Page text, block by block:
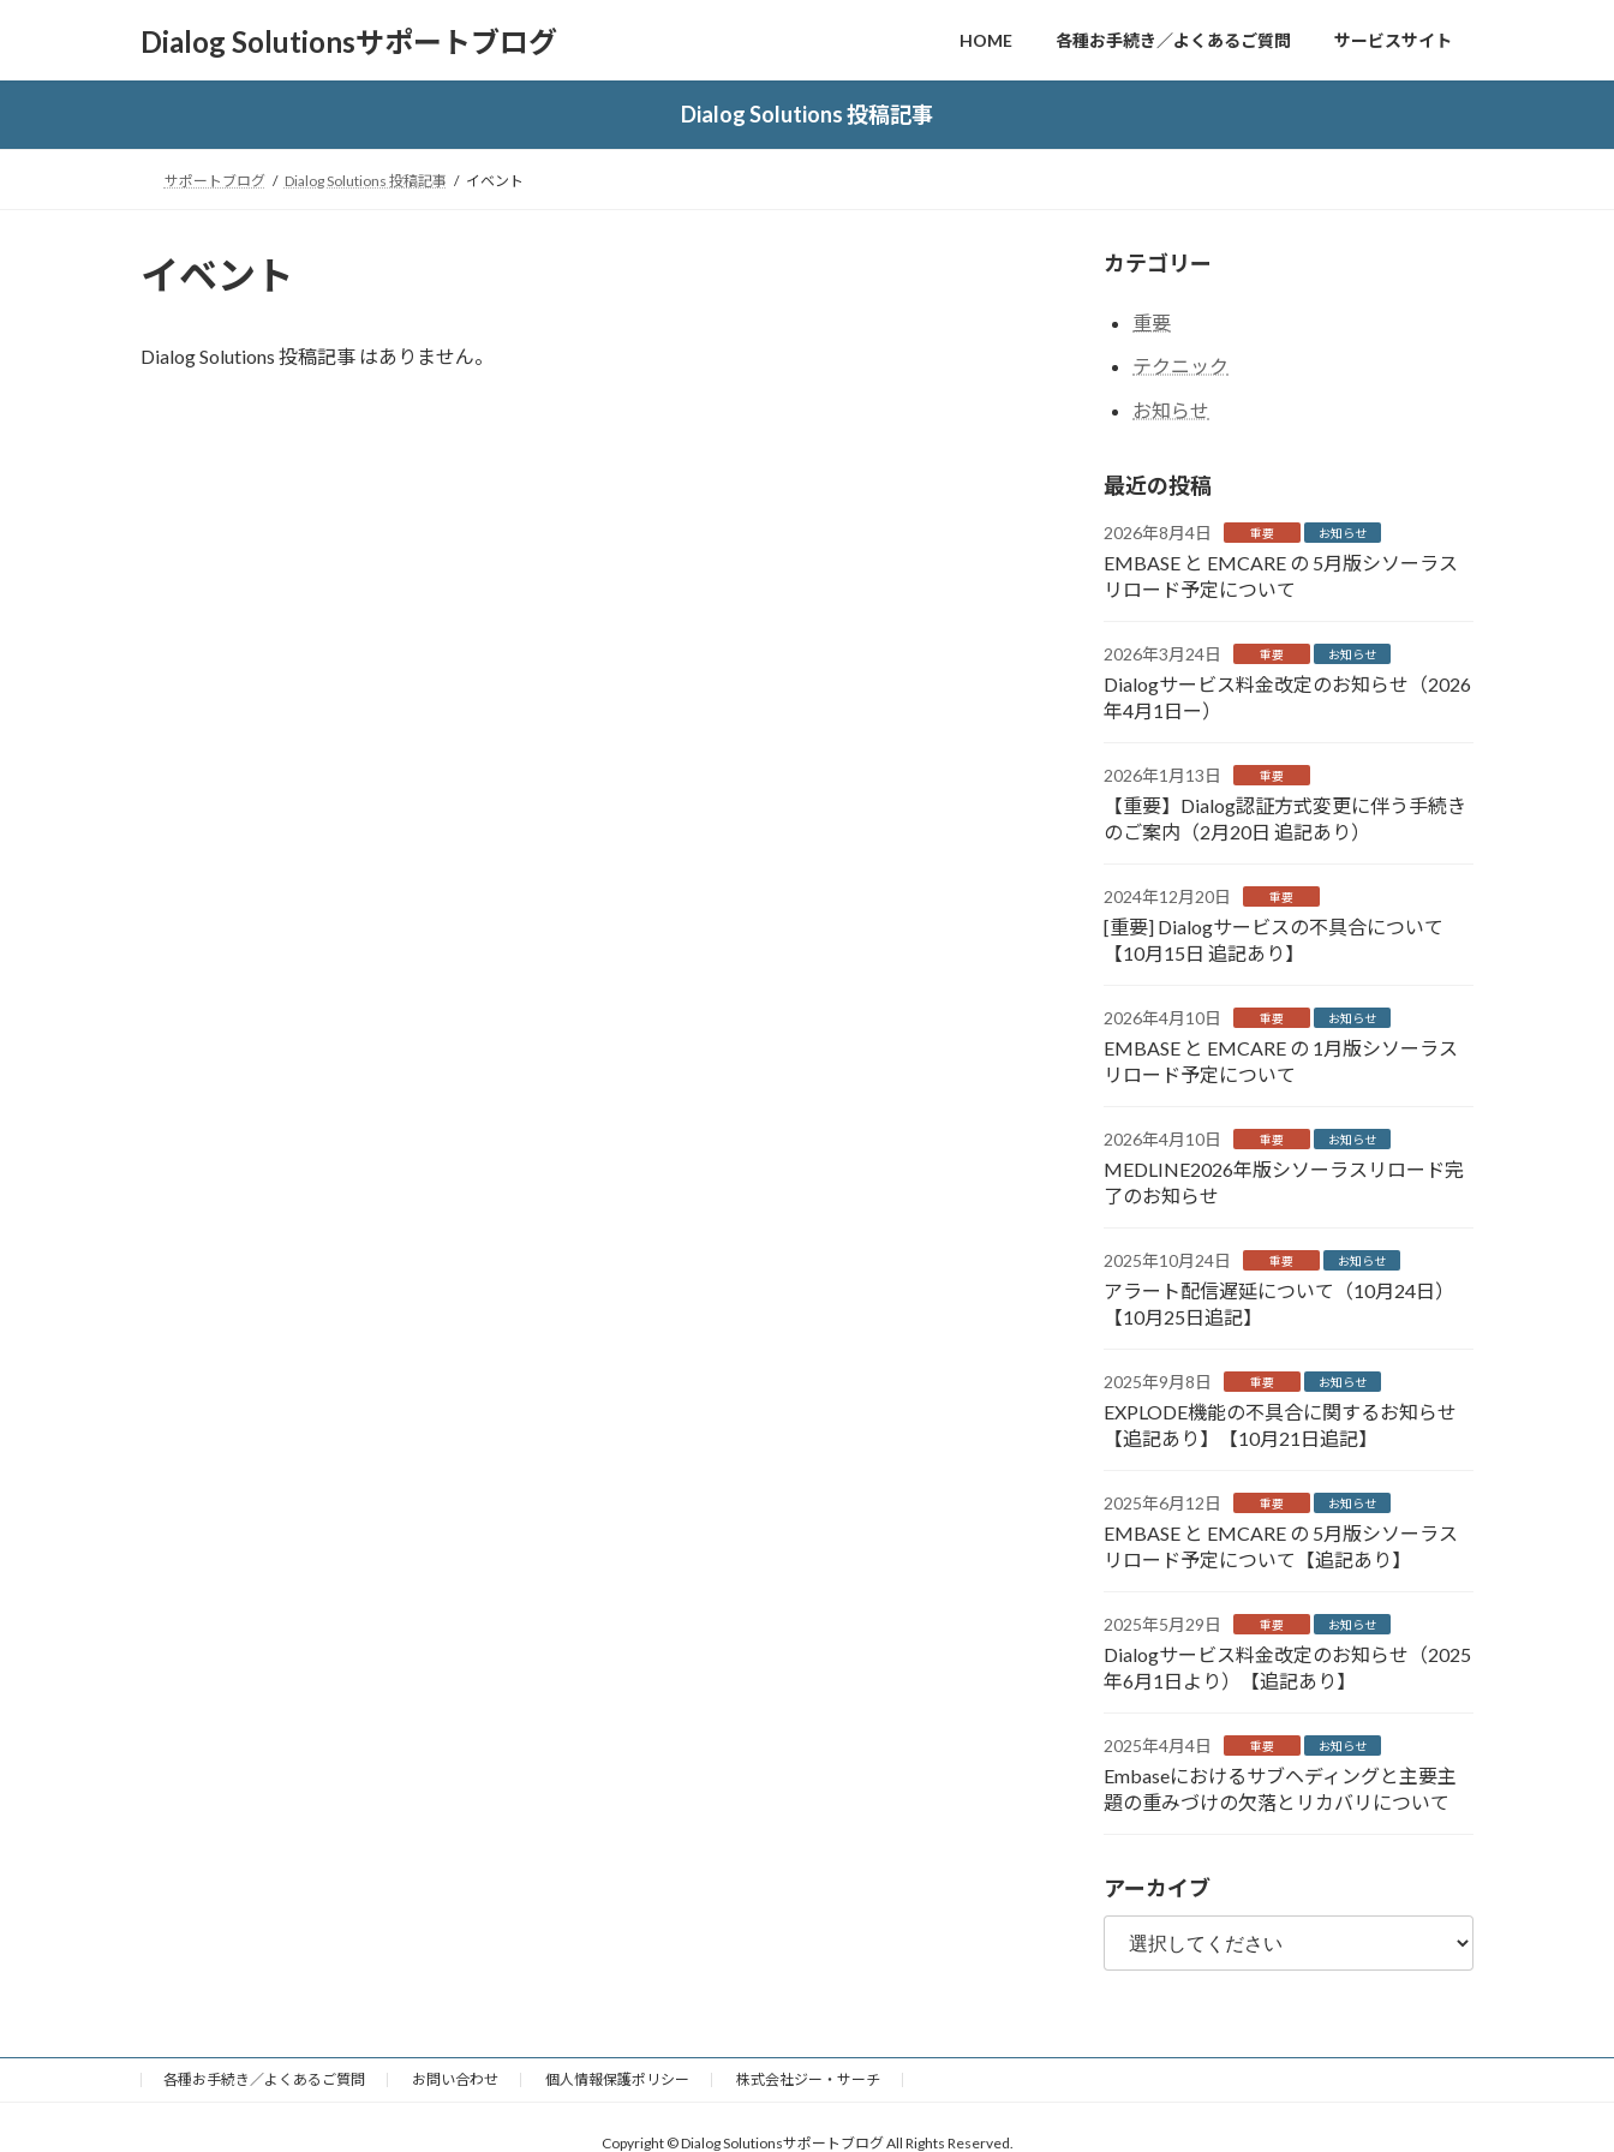
Dialog Solutionsサポートブログ HOME 各種お手続き／よくあるご質問 サービスサイト
Dialog Solutions 投稿記事
サポートブログ Dialog Solutions 投稿記事 イベント
イベント
Dialog Solutions 投稿記事 はありません。
カテゴリー
重要
テクニック
お知らせ
最近の投稿
2026年8月4日 重要 お知らせ
EMBASE と EMCARE の 5月版シソーラス
リロード予定について
2026年3月24日 重要 お知らせ
Dialogサービス料金改定のお知らせ（2026
年4月1日ー）
2026年1月13日 重要
【重要】Dialog認証方式変更に伴う手続き
のご案内（2月20日 追記あり）
2024年12月20日 重要
[重要] Dialogサービスの不具合について
【10月15日 追記あり】
2026年4月10日 重要 お知らせ
EMBASE と EMCARE の 1月版シソーラス
リロード予定について
2026年4月10日 重要 お知らせ
MEDLINE2026年版シソーラスリロード完
了のお知らせ
2025年10月24日 重要 お知らせ
アラート配信遅延について（10月24日）
【10月25日追記】
2025年9月8日 重要 お知らせ
EXPLODE機能の不具合に関するお知らせ
【追記あり】【10月21日追記】
2025年6月12日 重要 お知らせ
EMBASE と EMCARE の 5月版シソーラス
リロード予定について【追記あり】
2025年5月29日 重要 お知らせ
Dialogサービス料金改定のお知らせ（2025
年6月1日より）【追記あり】
2025年4月4日 重要 お知らせ
Embaseにおけるサブヘディングと主要主
題の重みづけの欠落とリカバリについて
アーカイブ
各種お手続き／よくあるご質問 お問い合わせ 個人情報保護ポリシー 株式会社ジー・サーチ
Copyright © Dialog Solutionsサポートブログ All Rights Reserved.